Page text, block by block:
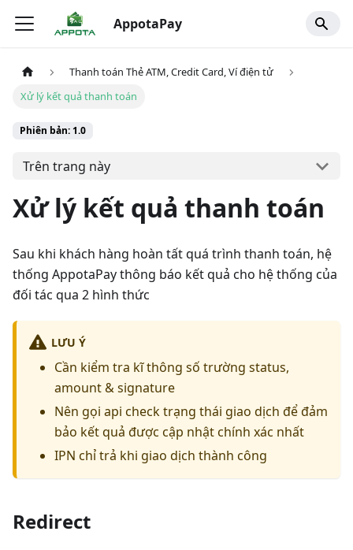
AppotaPay
Thanh toán Thẻ ATM, Credit Card, Ví điện tử
Xử lý kết quả thanh toán
Phiên bản: 1.0
Trên trang này
Xử lý kết quả thanh toán
Sau khi khách hàng hoàn tất quá trình thanh toán, hệ
thống AppotaPay thông báo kết quả cho hệ thống của
đối tác qua 2 hình thức
LƯU Ý
Cần kiểm tra kĩ thông số trường status,
amount & signature
Nên gọi api check trạng thái giao dịch để đảm
bảo kết quả được cập nhật chính xác nhất
IPN chỉ trả khi giao dịch thành công
Redirect